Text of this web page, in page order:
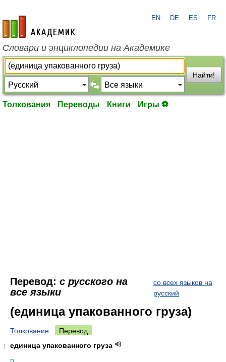
academic.ru
EN DE ES FR
Словари и энциклопедии на Академике
Найти!
Толкования Переводы Книги Игры ⚽
Перевод: с русского на
все языки
со всех языков на
русский
(единица упакованного груза)
Толкование Перевод
1
единица упакованного груза
n